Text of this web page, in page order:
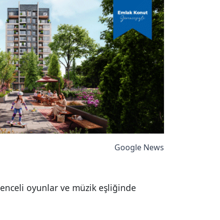
Google News
oyunlar ve müzik eşliğinde